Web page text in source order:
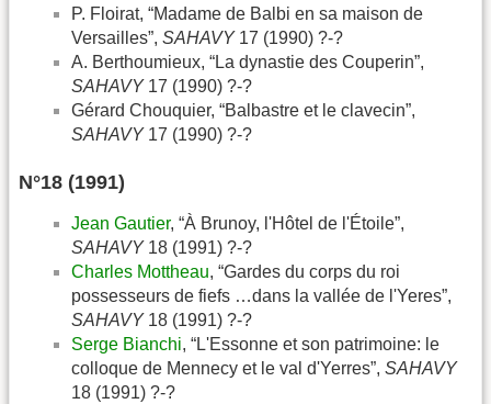
P. Floirat, “Madame de Balbi en sa maison de
Versailles”, SAHAVY17 (1990) ?-?
A. Berthoumieux, “La dynastie des Couperin”,
SAHAVY17 (1990) ?-?
Gérard Chouquier, “Balbastre et le clavecin”,
SAHAVY17 (1990) ?-?
N°18 (1991)
Jean Gautier, “À Brunoy, l'Hôtel de l'Étoile”,
SAHAVY18 (1991) ?-?
Charles Mottheau, “Gardes du corps du roi
possesseurs de fiefs …dans la vallée de l'Yeres”,
SAHAVY18 (1991) ?-?
Serge Bianchi, “L'Essonne et son patrimoine: le
colloque de Mennecy et le val d'Yerres”, SAHAVY
18 (1991) ?-?